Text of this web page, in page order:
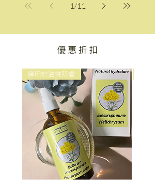
1 /11
優 惠 折 扣
適用於油性肌膚